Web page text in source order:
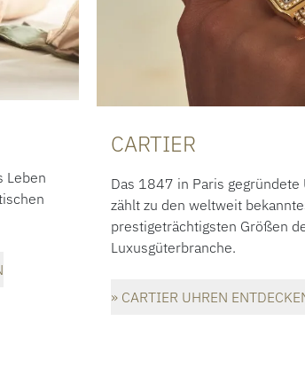
Leben
CARTIER
Das 1847 in Paris
zählt zu den weltweit
prestigeträchtigsten Größen
Luxusgüterbranche.
» CARTIER UHREN